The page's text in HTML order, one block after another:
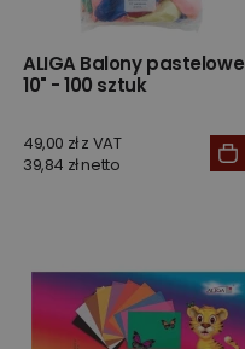
ALIGA Balony pastelowe
10" - 100 sztuk
49,00 zł z VAT
39,84 zł netto